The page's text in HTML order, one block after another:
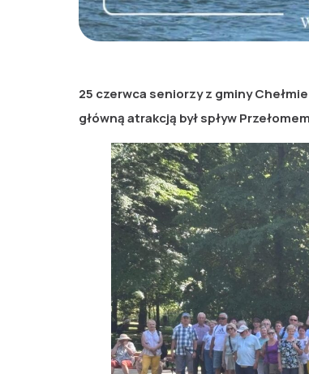
25 czerwca seniorzy z gminy
główną atrakcją był spływ